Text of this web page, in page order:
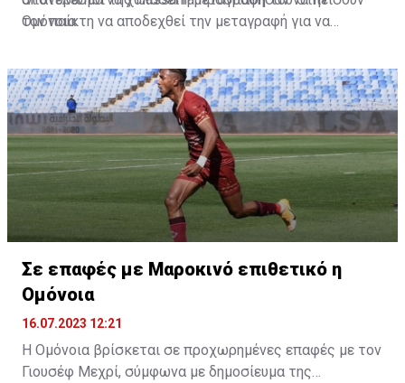
Ομόνοια.
τον παίκτη να αποδεχθεί την μεταγραφή για να
να λύσει το συμβόλαιό του, ώστε να μετακομίσει
ελεύθερα σε οποιαδήποτε νέα ομάδα το τρέχον
καλοκαίρι.
Σε επαφές με Μαροκινό επιθετικό η
Ομόνοια
16.07.2023 12:21
Η Ομόνοια βρίσκεται σε προχωρημένες επαφές με τον
Γιουσέφ Μεχρί, σύμφωνα με δημοσίευμα της